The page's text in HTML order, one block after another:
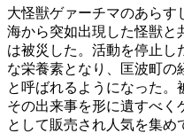
大怪獣ゲァーチマのあらす
海から突如出現した怪獣と
は被災した。活動を停止し
な栄養素となり、匡波町の
と呼ばれるようになった。
その出来事を形に遺すべく
として販売され人気を集